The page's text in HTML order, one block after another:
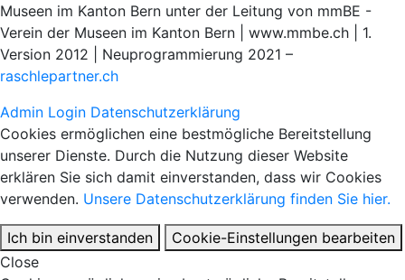
Museen im Kanton Bern unter der Leitung von mmBE -
Verein der Museen im Kanton Bern | www.mmbe.ch | 1.
Version 2012 | Neuprogrammierung 2021 –
raschlepartner.ch
Admin Login Datenschutzerklärung
Cookies ermöglichen eine bestmögliche Bereitstellung
unserer Dienste. Durch die Nutzung dieser Website
erklären Sie sich damit einverstanden, dass wir Cookies
verwenden. Unsere Datenschutzerklärung finden Sie hier.
Ich bin einverstanden
Cookie-Einstellungen bearbeiten
Close